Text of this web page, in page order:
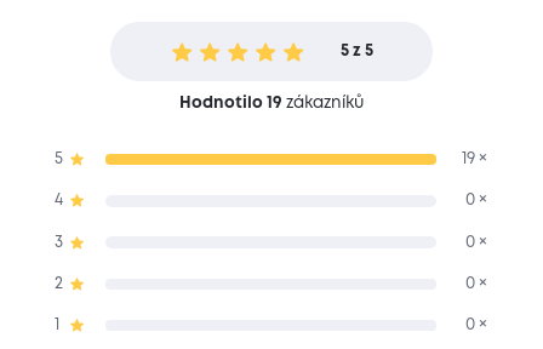
5 z 5
Hodnotilo 19 zákazníků
5 19 ×
4 0 ×
3 0 ×
2 0 ×
0 ×